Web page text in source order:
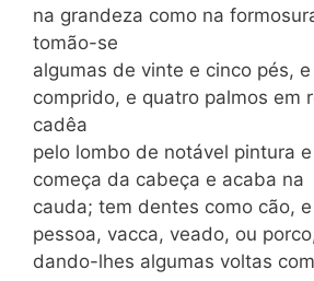
na gran­deza como na
tomão-se
algumas de vinte e cinco pés,
compri­do, e quatro palmos em
cadêa
pelo lombo de notável pintura
começa da cabeça e acaba na
cauda; tem dentes como cão,
pessoa, vacca, veado, ou
dando-lhes algumas voltas